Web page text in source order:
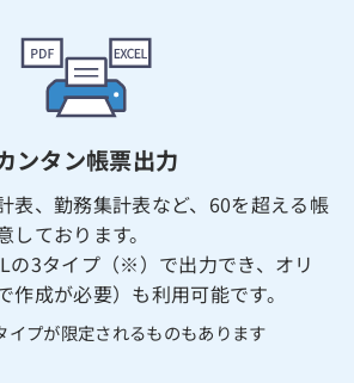
ンタン帳票出力
表、勤務集計表など、60を超える帳
ております。
の3タイプ（※）で出力でき、オリ
作成が必要）も利用可能です。
プが限定されるものもあります